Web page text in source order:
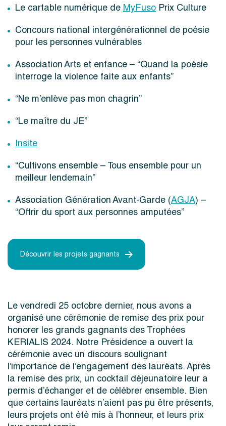
Le cartable numérique deMyFuso Prix Culture
Concours national intergénérationnel de poésie
pour les personnes vulnérables
Association Arts et enfance – “Quand la poésie
interroge la violence faite aux enfants”
“Ne m’enlève pas mon chagrin”
“Le maître du JE”
Insite
“Cultivons ensemble – Tous ensemble pour un
meilleur lendemain”
Association Génération Avant-Garde (AGJA) –
“Offrir du sport aux personnes amputées”
Découvrir les projets gagnants
Le vendredi 25 octobre dernier, nous avons a
organisé une cérémonie de remise des prix pour
honorer les grands gagnants des Trophées
KERIALIS 2024. Notre Présidence a ouvert la
cérémonie avec un discours soulignant
l’importance de l’engagement des lauréats. Après
la remise des prix, un cocktail déjeunatoire leur a
permis d’échanger et de célébrer ensemble. Bien
que certains lauréats n’aient pas pu être présents,
leurs projets ont été mis à l’honneur, et leurs prix